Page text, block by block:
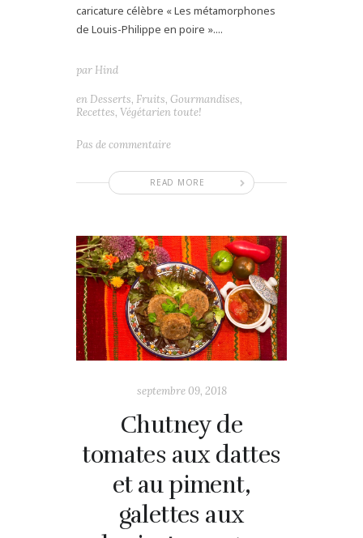
caricature célèbre « Les métamorphones
de Louis-Philippe en poire »....
READ MORE
par Hind
en Desserts, Fruits, Gourmandises,
Recettes, Végétarien toute!
Pas de commentaire
septembre 09, 2018
Chutney de
tomates aux dattes
et au piment,
galettes aux